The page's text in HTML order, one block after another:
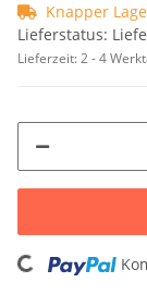
Knapper
Lieferstatus:
Lieferzeit:2 - 4